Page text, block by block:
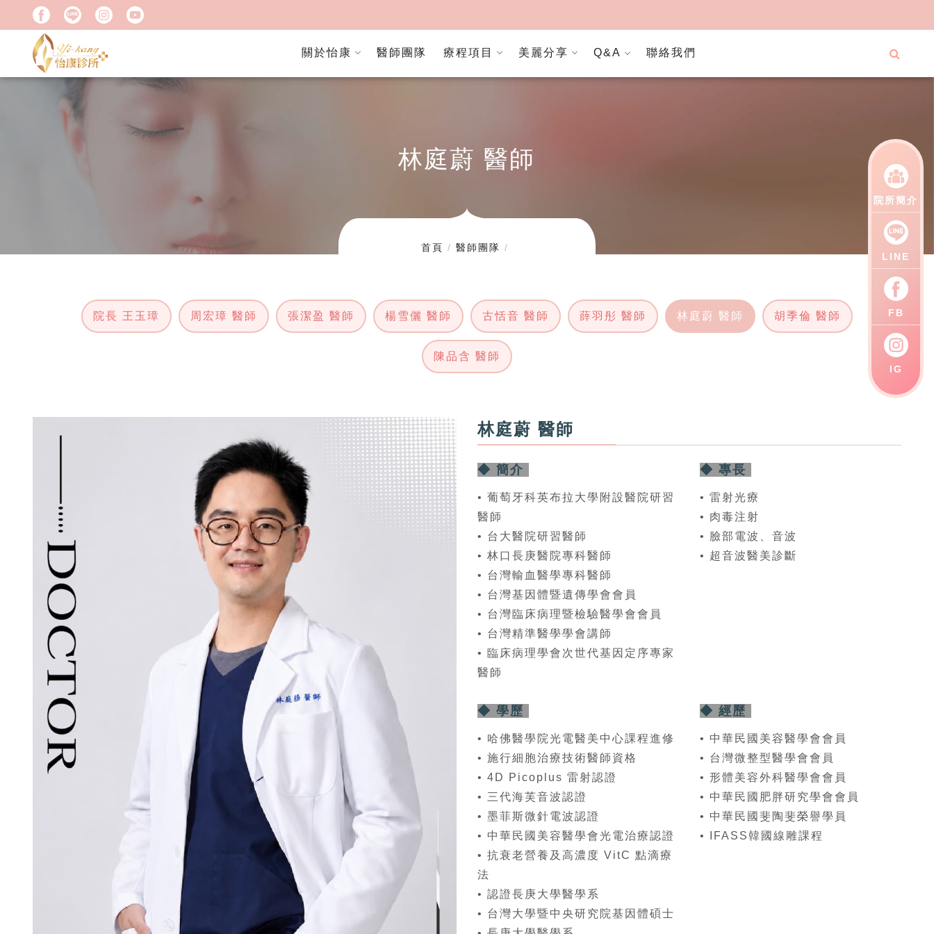
關於怡康 醫師團隊 療程項目 美麗分享 Q&A 聯絡我們
林庭蔚 醫師
首頁 醫師團隊
院長 王玉璋 周宏璋 醫師 張潔盈 醫師 楊雪儷 醫師 古恬音 醫師 薛羽彤 醫師 林庭蔚 醫師 胡季倫 醫師
陳品含 醫師
林庭蔚 醫師
◆ 簡介
• 葡萄牙科英布拉大學附設醫院研習
醫師
• 台大醫院研習醫師
• 林口長庚醫院專科醫師
• 台灣輸血醫學專科醫師
• 台灣基因體暨遺傳學會會員
• 台灣臨床病理暨檢驗醫學會會員
• 台灣精準醫學學會講師
• 臨床病理學會次世代基因定序專家
醫師
◆ 專長
• 雷射光療
• 肉毒注射
• 臉部電波、音波
• 超音波醫美診斷
◆ 學歷
• 哈佛醫學院光電醫美中心課程進修
• 施行細胞治療技術醫師資格
• 4D Picoplus 雷射認證
• 三代海芙音波認證
• 墨菲斯微針電波認證
• 中華民國美容醫學會光電治療認證
• 抗衰老營養及高濃度 VitC 點滴療
法
• 認證長庚大學醫學系
• 台灣大學暨中央研究院基因體碩士
◆ 經歷
• 中華民國美容醫學會會員
• 台灣微整型醫學會會員
• 形體美容外科醫學會會員
• 中華民國肥胖研究學會會員
• 中華民國斐陶斐榮譽學員
• IFASS韓國線雕課程
院所簡介
LINE
FB
IG